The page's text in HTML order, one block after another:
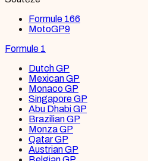
Formule 166
MotoGP9
Formule 1
Dutch GP
Mexican GP
Monaco GP
Singapore GP
Abu Dhabi GP
Brazilian GP
Monza GP
Qatar GP
Austrian GP